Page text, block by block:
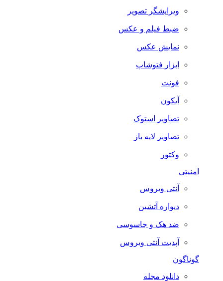
ویرایشگر تصویر
ضبط فيلم و عكس
نمایش عکس
ابزار فتوشاپ
فونت
آیکون
تصاویر استوک
تصاویر لایه باز
وکتور
امنیتی
آنتی ویروس
دیواره آتشین
ضد هک و جاسوسی
آپدیت آنتی ویروس
گوناگون
دانلود مجله